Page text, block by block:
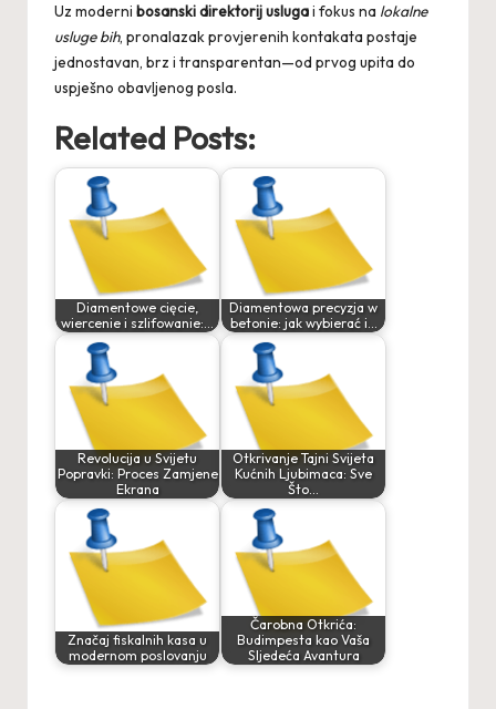
Uz moderni bosanski direktorij uslugai fokus na lokalne
usluge bih, pronalazak provjerenih kontakata postaje
jednostavan, brz i transparentan—od prvog upita do
uspješno obavljenog posla.
Related Posts:
Diamentowe cięcie,
wiercenie i szlifowanie:…
Diamentowa precyzja w
betonie: jak wybierać i…
Revolucija u Svijetu
Popravki: Proces Zamjene
Ekrana
Otkrivanje Tajni Svijeta
Kućnih Ljubimaca: Sve
Što…
Značaj fiskalnih kasa u
modernom poslovanju
Čarobna Otkrića:
Budimpesta kao Vaša
Sljedeća Avantura